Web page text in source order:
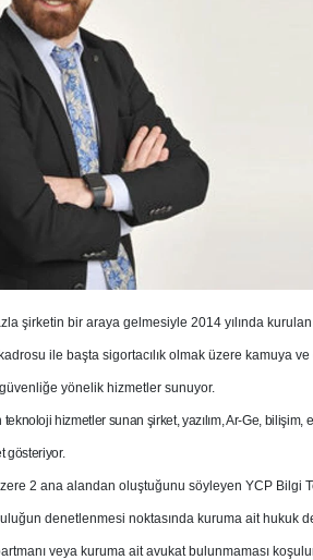
şirketin bir araya gelmesiyle 2014 yılında
ile başta sigortacılık olmak üzere kamuya
yönelik hizmetler sunuyor.
hizmetler sunan şirket, yazılım, Ar-Ge, bilişim,
gösteriyor.
2 ana alandan oluştuğunu söyleyen YCP Bilgi
denetlenmesi noktasında kuruma ait hukuk
veya kuruma ait avukat bulunmaması